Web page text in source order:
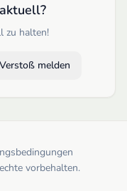
zu halten!
Verstoß melden
vorbehalten.